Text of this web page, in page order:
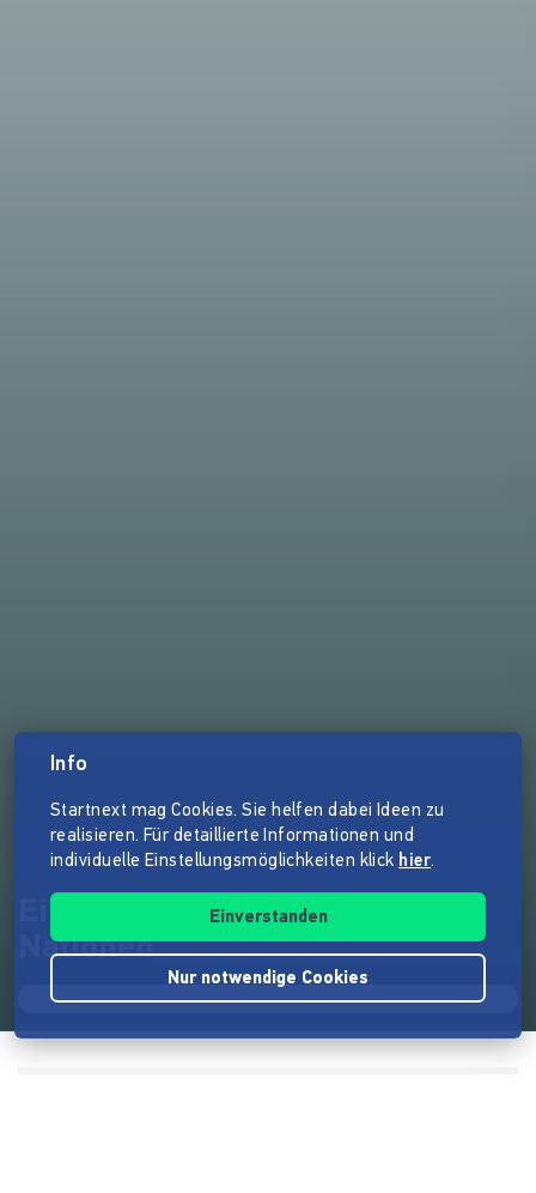
Ein Europa-Markt mit sieben
Nationen
Info
Startnext mag Cookies. Sie helfen dabei Ideen zu
realisieren. Für detaillierte Informationen und
individuelle Einstellungsmöglichkeiten klick hier.
Einverstanden
Nur notwendige Cookies